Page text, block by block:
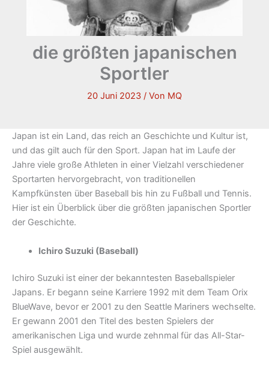
die größten japanischen
Sportler
20 Juni 2023 / Von MQ
Japan ist ein Land, das reich an Geschichte und Kultur ist,
und das gilt auch für den Sport. Japan hat im Laufe der
Jahre viele große Athleten in einer Vielzahl verschiedener
Sportarten hervorgebracht, von traditionellen
Kampfkünsten über Baseball bis hin zu Fußball und Tennis.
Hier ist ein Überblick über die größten japanischen Sportler
der Geschichte.
Ichiro Suzuki (Baseball)
Ichiro Suzuki ist einer der bekanntesten Baseballspieler
Japans. Er begann seine Karriere 1992 mit dem Team Orix
BlueWave, bevor er 2001 zu den Seattle Mariners wechselte.
Er gewann 2001 den Titel des besten Spielers der
amerikanischen Liga und wurde zehnmal für das All-Star-
Spiel ausgewählt.